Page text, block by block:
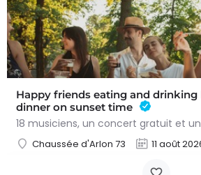
Happy friends eating and drinking
dinner on sunset time
Chaussée d'Arlon 73 11 août